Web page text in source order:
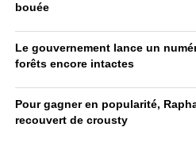
bouée
Le gouvernement lance un
forêts encore intactes
Pour gagner en popularité,
recouvert de crousty